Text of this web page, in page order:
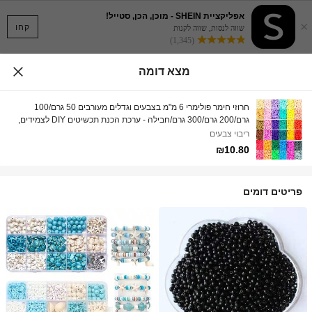
קחו ×
אפליקציית SHEIN - מוכן, הכן, סטייל!
שווה לנסות, שווה לקנות
(1,345)
מצא דומה
חרוזי חימר פולימרי 6 מ"מ בצבעים וגדלים מעורבים 50 גרם/100
גרם/200 גרם/300 גרם/חבילה - ערכת הכנת תכשיטים DIY לצמידים,
עגילים ושרשראות - סט מתנה לילדה עם אביזרים לילדות - ורוד עז,
סגול, כחול, צהוב, ירוק וכו' להכנת צמידי חרוזים | צבעי חרוזים עזים |
ריבוי צבעים
₪10.80
פריטים דומים